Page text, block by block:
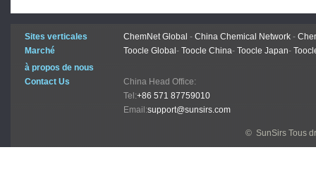
Sites verticales ChemNet Global - China Chemical Network -
Marché
Toocle Global - Toocle China- Toocle Japan-
à propos de nous
Contact Us
China Head Office:
Tel:+86 571 87759010
Email:support@sunsirs.com
© SunSirs Tous